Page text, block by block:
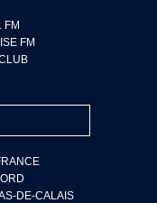
FM
FM
DE-CALAIS